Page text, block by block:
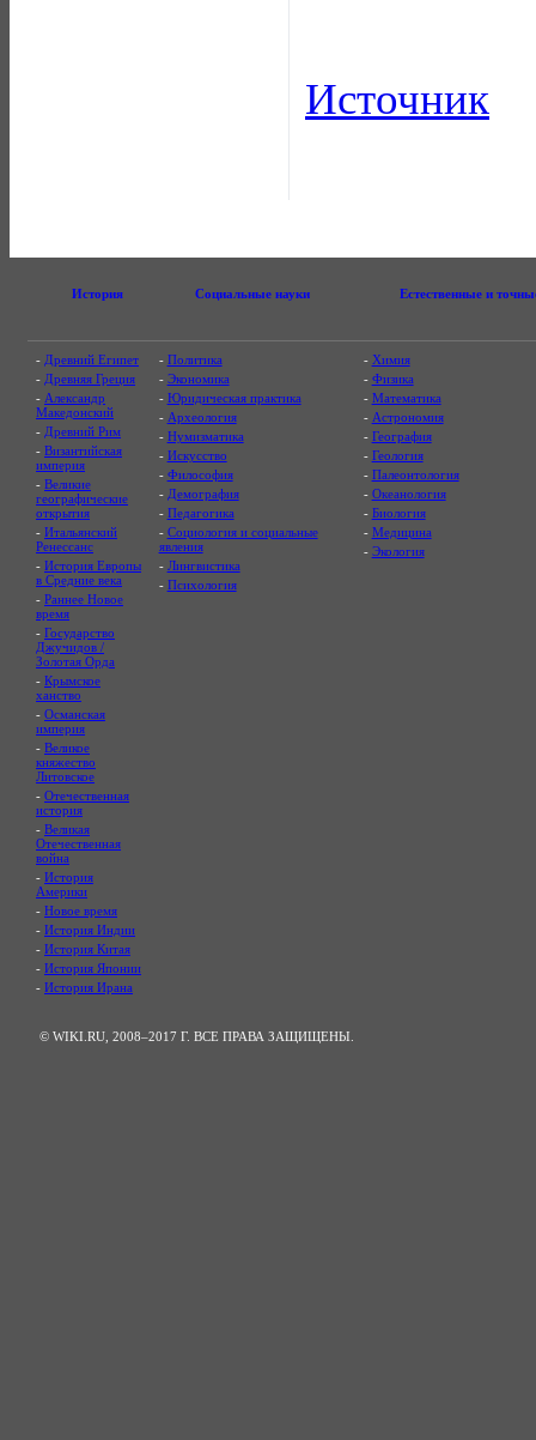
Источник
История Социальные науки Естественные и
- Древний Египет
- Древняя Греция
- Александр
Македонский
- Древний Рим
- Византийская
империя
- Великие
географические
открытия
- Итальянский
Ренессанс
- История Европы
в Средние века
- Раннее Новое
время
- Государство
Джучидов /
Золотая Орда
- Крымское
ханство
- Османская
империя
- Великое
княжество
Литовское
- Отечественная
история
- Великая
Отечественная
война
- История
Америки
- Новое время
- История Индии
- История Китая
- История Японии
- История Ирана
- Политика
- Экономика
- Юридическая практика
- Археология
- Нумизматика
- Искусство
- Философия
- Демография
- Педагогика
- Социология и социальные
явления
- Лингвистика
- Психология
- Химия
- Физика
- Математика
- Астрономия
- География
- Геология
- Палеонтология
- Океанология
- Биология
- Медицина
- Экология
© WIKI.RU, 2008–2017 Г. ВСЕ ПРАВА ЗАЩИЩЕНЫ.